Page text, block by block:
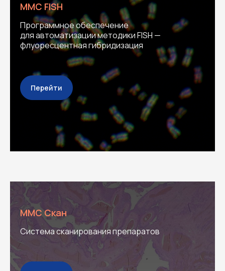
ММС FISH
Программное обеспечение
для автоматизации методики FISH —
флуоресцентная гибридизация
Перейти
ММС Скан
Система сканирования препаратов